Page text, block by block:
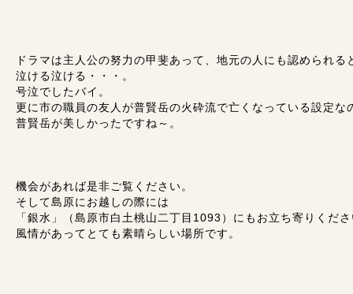
ドラマは主人公の努力の甲斐あって、地元の人にも認められる
泣ける泣ける・・・。
号泣でしたバイ。
更に市の職員の友人が普賢岳の火砕流で亡くなっている設定な
普賢岳が美しかったですね～。
機会があれば是非ご覧ください。
そして島原にお越しの際には
「銀水」（島原市白土桃山二丁目1093）にもお立ち寄りくだ
風情があってとても素晴らしい場所です。